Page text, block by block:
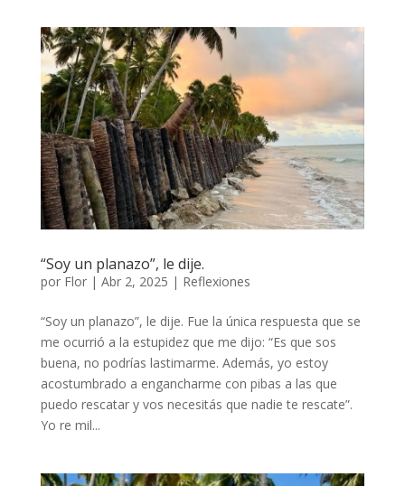
“Soy un planazo”, le dije.
por Flor| Abr 2, 2025 | Reflexiones
“Soy un planazo”, le dije. Fue la única respuesta que se
me ocurrió a la estupidez que me dijo: “Es que sos
buena, no podrías lastimarme. Además, yo estoy
acostumbrado a engancharme con pibas a las que
puedo rescatar y vos necesitás que nadie te rescate”.
Yo re mil...